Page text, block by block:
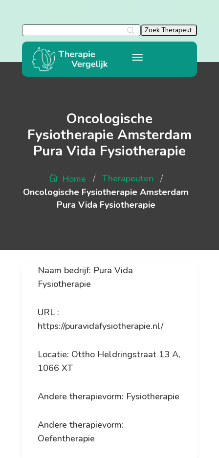
Oncologische
Fysiotherapie Amsterdam
Pura Vida Fysiotherapie
Home / Therapeuten /
Oncologische Fysiotherapie Amsterdam
Pura Vida Fysiotherapie
Naam bedrijf: Pura Vida
Fysiotherapie
URL :
https://puravidafysiotherapie.nl/
Locatie: Ottho Heldringstraat 13 A,
1066 XT
Andere therapievorm: Fysiotherapie
Andere therapievorm:
Oefentherapie